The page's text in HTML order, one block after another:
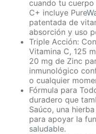
cuando tu
C+ incluye
patentada de
absorción y uso
Triple Acción:
Vitamina C, 125
20 mg de Zinc
inmunológico
o cualquier
Fórmula para
duradero que
Saúco, una
para apoyar la
saludable.